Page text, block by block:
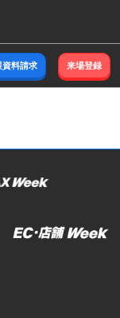
資料請求 来場登録